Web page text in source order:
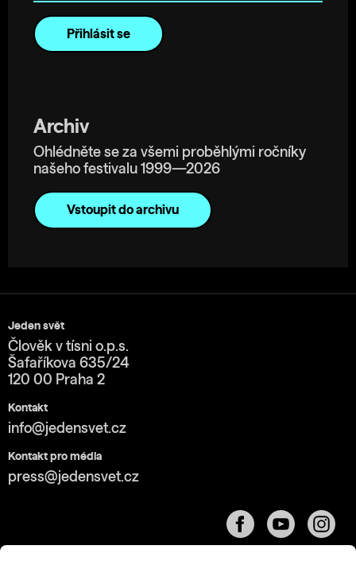
Archiv
Ohlédněte se za všemi proběhlými ročníky
našeho festivalu 1999—2026
Vstoupit do archivu
Jeden svět
Člověk v tísni o.p.s.
Šafaříkova 635/24
120 00 Praha 2
Kontakt
info@jedensvet.cz
Kontakt pro média
press@jedensvet.cz